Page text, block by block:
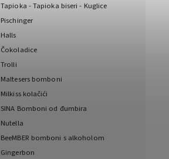
Tapioka - Tapioka biseri - Kuglice
Pischinger
Halls
Čokoladice
Trolli
Maltesers bomboni
Milkiss kolačići
SINA Bomboni od đumbira
Nutella
BeeMBER bomboni s alkoholom
Gingerbon